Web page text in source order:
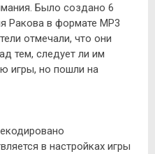
Было создано 6
Ракова в формате MP3
отмечали, что они
тем, следует ли им
игры, но пошли на
в настройках игры